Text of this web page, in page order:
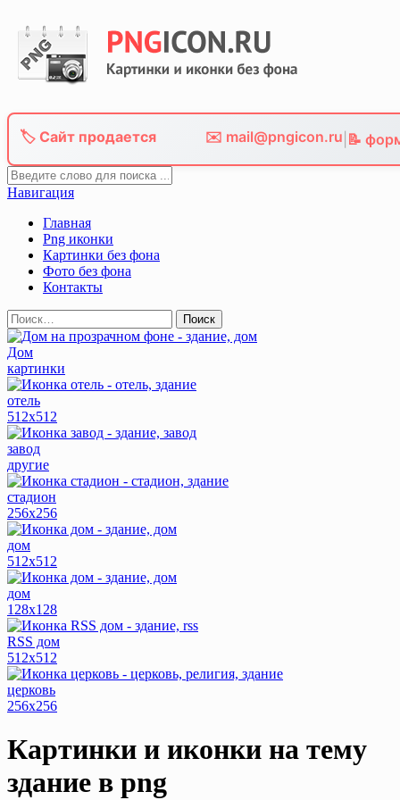
Skip
content
🏷️ Сайт продается ✉️ mail@pngicon.ru 📝
Навигация
Главная
Png иконки
Картинки без фона
Фото без фона
Контакты
Найти:
Дом
картинки
отель
512x512
завод
другие
стадион
256x256
дом
512x512
дом
128x128
RSS дом
512x512
церковь
256x256
Картинки и иконки на тему
здание в png